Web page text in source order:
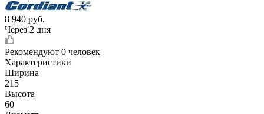
8 940 руб.
Через 2 дня
Рекомендуют 0 человек
Характеристики
Ширина
215
Высота
60